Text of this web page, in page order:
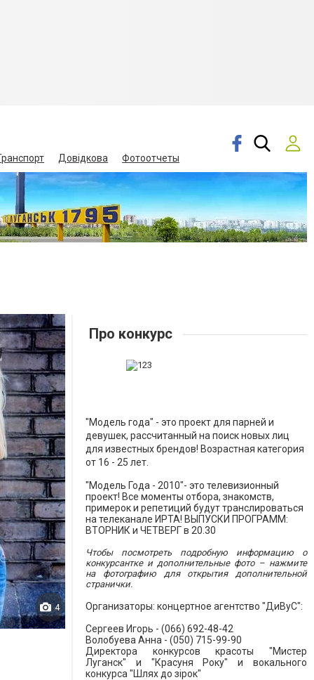
Довідкова Фотоотчеты
4
Про конкурс
"Модель года" - это проект для парней и
девушек, рассчитанный на поиск новых лиц
для известных брендов! Возрастная категория
от 16 - 25 лет.
"Модель Года - 2010"- это телевизионный
проект! Все моменты отбора, знакомств,
примерок и репетиций будут транслироваться
на телеканале ИРТА! ВЫПУСКИ ПРОГРАММ:
ВТОРНИК и ЧЕТВЕРГ в 20.30
Чтобы посмотреть подробную информацию о
конкурсантке и дополнительные фото – нажмите
на фотографию для открытия дополнительной
странички.
Организаторы: концертное агентство "ДиВуС":
Сергеев Игорь - (066) 692-48-42
Волобуева Анна - (050) 715-99-90
Директора конкурсов красоты "Мистер
Луганск" и "Красуня Року" и вокального
конкурса "Шлях до зiрок"